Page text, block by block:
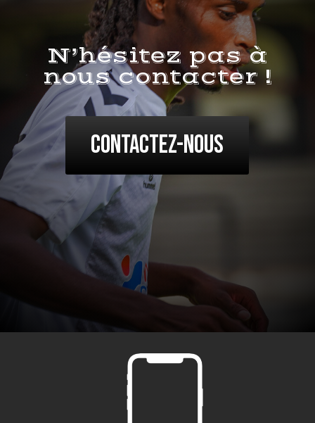
N’hésitez pas à
nous contacter !
Contactez-nous